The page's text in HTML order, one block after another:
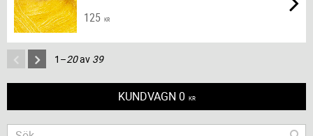
125 KR
1–20av 39
KUNDVAGN 0 KR